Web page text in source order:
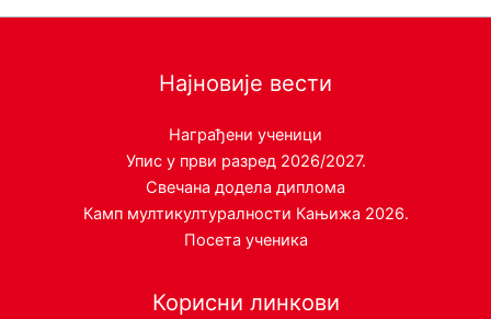
Најновије вести
Награђени ученици
Упис у први разред 2026/2027.
Свечана додела диплома
Камп мултикултуралности Кањижа 2026.
Посета ученика
Корисни линкови